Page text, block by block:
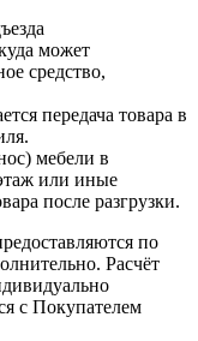
может
средство,
передача товара в
мебели в
или иные
после разгрузки.
по
Расчёт
с Покупателем